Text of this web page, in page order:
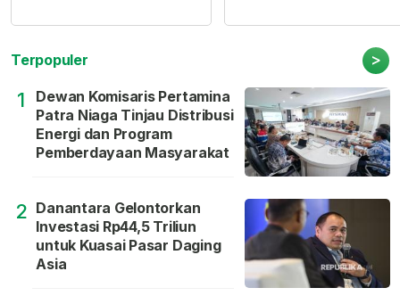
Terpopuler >
1
Dewan Komisaris Pertamina
Patra Niaga Tinjau Distribusi
Energi dan Program
Pemberdayaan Masyarakat
2 Danantara Gelontorkan
Investasi Rp44,5 Triliun
untuk Kuasai Pasar Daging
Asia